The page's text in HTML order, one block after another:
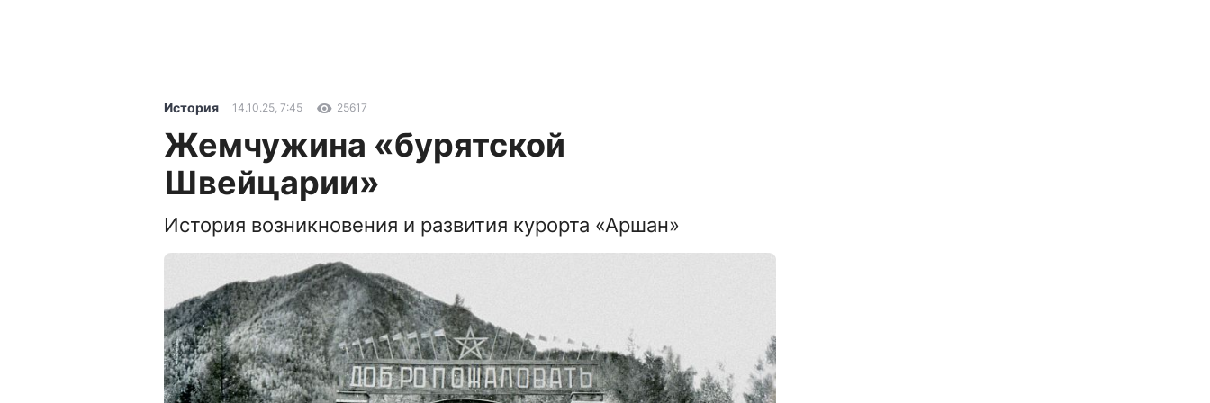
История 14.10.25, 7:45 25617
Жемчужина «бурятской
Швейцарии»
История возникновения и развития курорта «Аршан»